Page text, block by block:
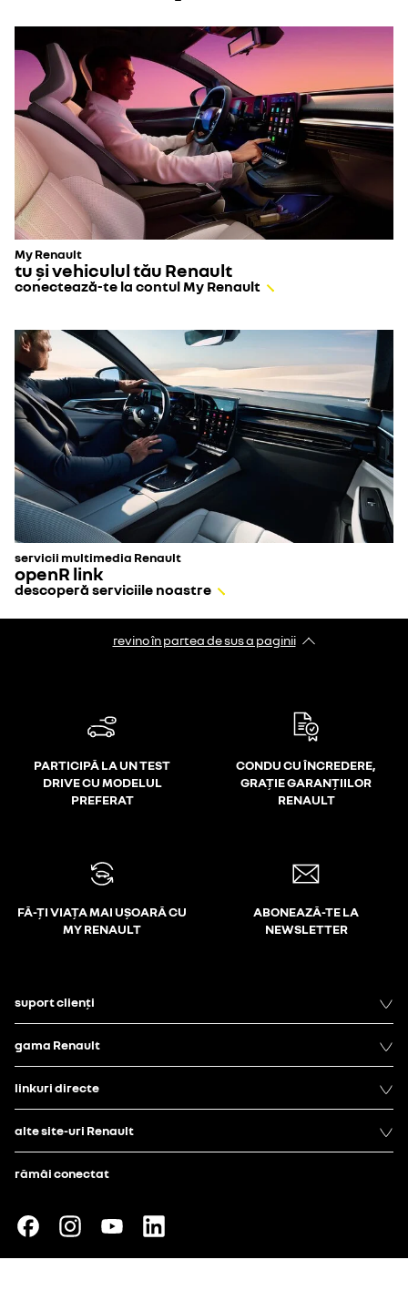
My Renault
tu și vehiculul tău Renault
conectează-te la contul My Renault
servicii multimedia Renault
openR link
descoperă serviciile noastre
revino în partea de sus a paginii
PARTICIPĂ LA UN TEST
DRIVE CU MODELUL
PREFERAT
CONDU CU ÎNCREDERE,
GRAȚIE GARANȚIILOR
RENAULT
FĂ-ȚI VIAȚA MAI UȘOARĂ CU
MY RENAULT
ABONEAZĂ-TE LA
NEWSLETTER
suport clienți
gama Renault
linkuri directe
alte site-uri Renault
rămâi conectat